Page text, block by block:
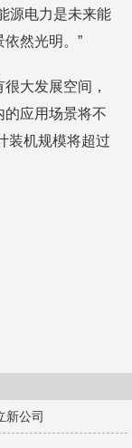
源电力是未来能
然光明。”
大发展空间，
的应用场景将不
装机规模将超过
新公司